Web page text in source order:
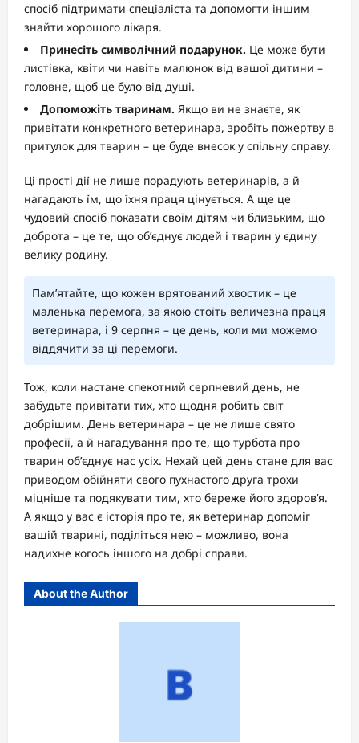
спосіб підтримати спеціаліста та допомогти іншим
знайти хорошого лікаря.
Принесіть символічний подарунок. Це може бути
листівка, квіти чи навіть малюнок від вашої дитини –
головне, щоб це було від душі.
Допоможіть тваринам. Якщо ви не знаєте, як
привітати конкретного ветеринара, зробіть пожертву в
притулок для тварин – це буде внесок у спільну справу.
Ці прості дії не лише порадують ветеринарів, а й
нагадають їм, що їхня праця цінується. А ще це
чудовий спосіб показати своїм дітям чи близьким, що
доброта – це те, що об’єднує людей і тварин у єдину
велику родину.
Пам’ятайте, що кожен врятований хвостик – це
маленька перемога, за якою стоїть величезна праця
ветеринара, і 9 серпня – це день, коли ми можемо
віддячити за ці перемоги.
Тож, коли настане спекотний серпневий день, не
забудьте привітати тих, хто щодня робить світ
добрішим. День ветеринара – це не лише свято
професії, а й нагадування про те, що турбота про
тварин об’єднує нас усіх. Нехай цей день стане для вас
приводом обійняти свого пухнастого друга трохи
міцніше та подякувати тим, хто береже його здоров’я.
А якщо у вас є історія про те, як ветеринар допоміг
вашій тварині, поділіться нею – можливо, вона
надихне когось іншого на добрі справи.
About the Author